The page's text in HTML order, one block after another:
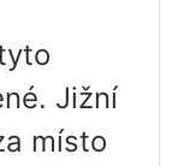
Jižní
místo